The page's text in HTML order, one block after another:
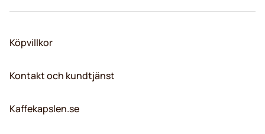
Köpvillkor
Kontakt och kundtjänst
Kaffekapslen.se